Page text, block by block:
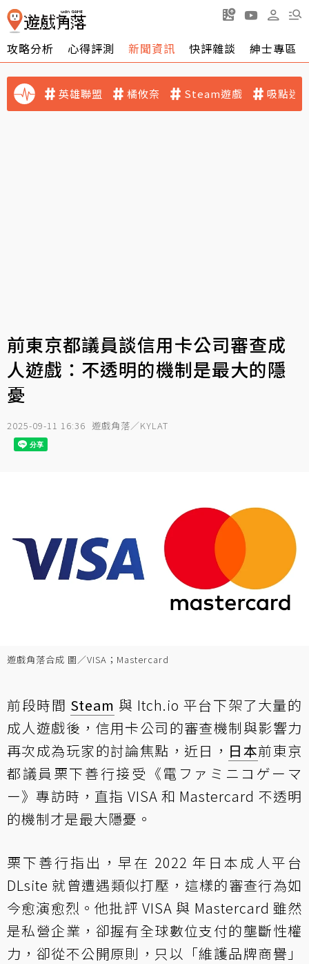
攻略分析 心得評測 新聞資訊 快評雜談 紳士專區
英雄聯盟 橘攸奈 Steam遊戲 吸點迷
前東京都議員談信用卡公司審查成
人遊戲：不透明的機制是最大的隱
憂
2025-09-11 16:36 遊戲角落／KYLAT
遊戲角落合成 圖／VISA；Mastercard
前段時間 Steam 與 Itch.io 平台下架了大量的
成人遊戲後，信用卡公司的審查機制與影響力
再次成為玩家的討論焦點，近日， 日本前東京
都議員栗下善行接受《電ファミニコゲーマ
ー》專訪時，直指 VISA 和 Mastercard 不透明
的機制才是最大隱憂。
栗下善行指出，早在 2022 年日本成人平台
DLsite 就曾遭遇類似打壓，這樣的審查行為如
今愈演愈烈。他批評 VISA 與 Mastercard 雖然
是私營企業，卻握有全球數位支付的壟斷性權
力，卻從不公開原則，只以「維護品牌商譽」